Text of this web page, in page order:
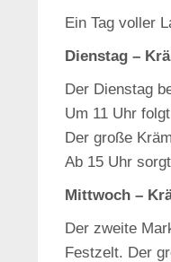
Ein Tag voller
Dienstag –
Der Dienstag
Um 11 Uhr
Der große
Ab 15 Uhr
Mittwoch –
Der zweite
Festzelt. Der